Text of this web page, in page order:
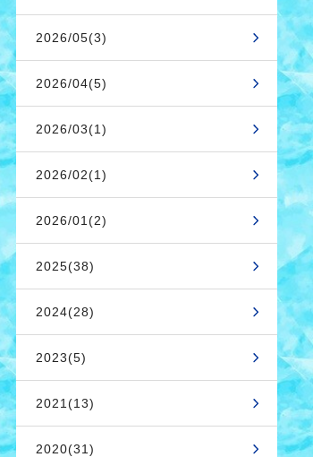
2026/05(3)
2026/04(5)
2026/03(1)
2026/02(1)
2026/01(2)
2025(38)
2024(28)
2023(5)
2021(13)
2020(31)